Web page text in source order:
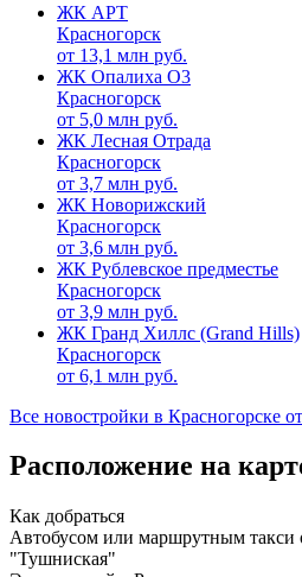
ЖК АРТ
Красногорск
от 13,1 млн руб.
ЖК Опалиха О3
Красногорск
от 5,0 млн руб.
ЖК Лесная Отрада
Красногорск
от 3,7 млн руб.
ЖК Новорижский
Красногорск
от 3,6 млн руб.
ЖК Рублевское предместье
Красногорск
от 3,9 млн руб.
ЖК Гранд Хиллс (Grand Hills)
Красногорск
от 6,1 млн руб.
Все новостройки в Красногорске
Расположение на
Как добраться
Автобусом или маршрутным
"Тушниская"